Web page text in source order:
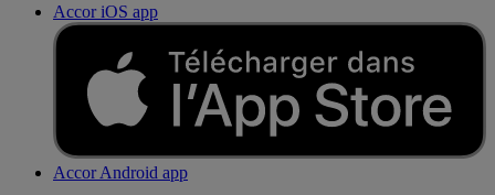
Accor iOS app
Accor Android app